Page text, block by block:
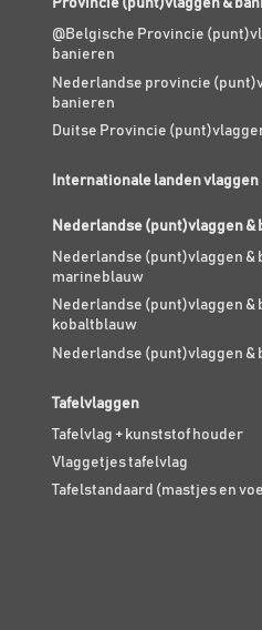
Provincie (punt)vlaggen &
@Belgische Provincie
banieren
Nederlandse provincie
banieren
Duitse Provincie
Internationale landen vlaggen
Nederlandse (punt)vlaggen &
Nederlandse (punt)vlaggen &
marineblauw
Nederlandse (punt)vlaggen &
kobaltblauw
Nederlandse (punt)vlaggen &
Tafelvlaggen
Tafelvlag + kunststof houder
Vlaggetjes tafelvlag
Tafelstandaard (mastjes en